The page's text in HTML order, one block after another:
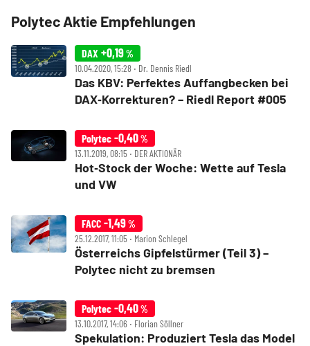
Polytec Aktie Empfehlungen
DAX +0,19%
10.04.2020, 15:28 ‧ Dr. Dennis Riedl
Das KBV: Perfektes Auffangbecken bei
DAX‑Korrekturen? – Riedl Report #005
Polytec -0,40%
13.11.2019, 08:15 ‧ DER AKTIONÄR
Hot‑Stock der Woche: Wette auf Tesla
und VW
FACC -1,49%
25.12.2017, 11:05 ‧ Marion Schlegel
Österreichs Gipfelstürmer (Teil 3) –
Polytec nicht zu bremsen
Polytec -0,40%
13.10.2017, 14:06 ‧ Florian Söllner
Spekulation: Produziert Tesla das Model